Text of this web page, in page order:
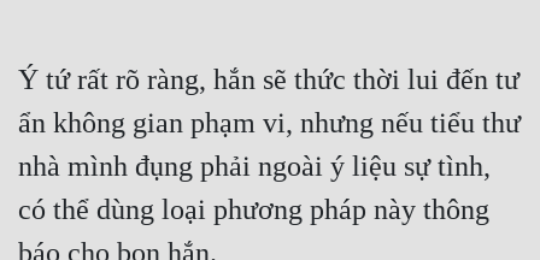
Ý tứ rất rõ ràng, hắn sẽ thức thời lui đến tư
ẩn không gian phạm vi, nhưng nếu tiểu thư
nhà mình đụng phải ngoài ý liệu sự tình,
có thể dùng loại phương pháp này thông
báo cho bọn hắn.